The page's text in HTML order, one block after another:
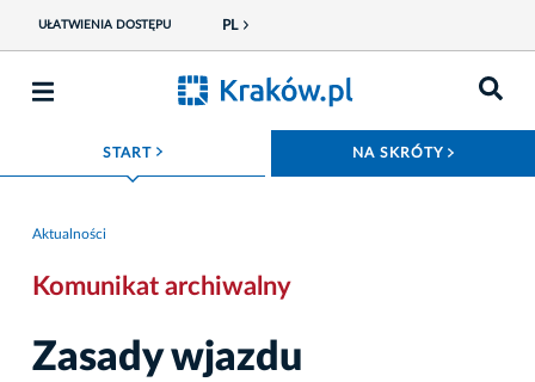
UŁATWIENIA DOSTĘPU PL
START ROZWIŃ MENU NA SKRÓTY
Aktualności
Komunikat archiwalny
Zasady wjazdu